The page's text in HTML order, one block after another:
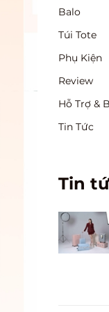
Balo
Túi Tote
Phụ Kiện
Review
Hỗ Trợ &
Tin Tức
Tin